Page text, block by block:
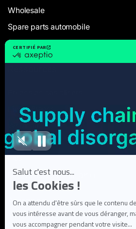
Wholesale
Spare parts automobile
Industriels
Livres Blancs
Webinaires
Articles de blog
Documentation utilisateur
À propos
Notre mission